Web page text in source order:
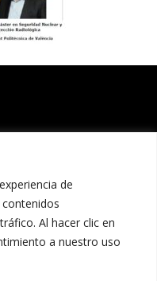
de
Al hacer clic en
a nuestro uso